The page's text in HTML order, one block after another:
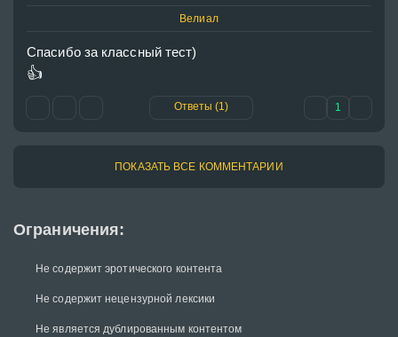
Ограничения:
Не содержит эротического контента
Не содержит нецензурной лексики
Не является дублированным контентом
Велиал
👍
Ответы (1) 1
ПОКАЗАТЬ ВСЕ КОММЕНТАРИИ